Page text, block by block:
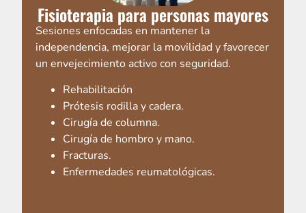
Fisioterapia para personas mayores
Sesiones enfocadas en mantener la
independencia, mejorar la movilidad y favorecer
un envejecimiento activo con seguridad.
Rehabilitación
Prótesis rodilla y cadera.
Cirugía de columna.
Cirugía de hombro y mano.
Fracturas.
Enfermedades reumatológicas.